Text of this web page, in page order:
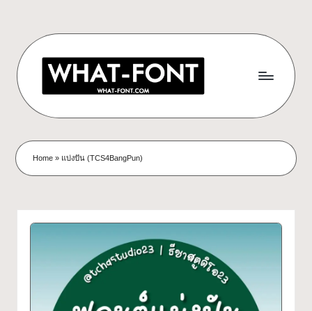
content
า
ว
โ
ฟอนต์
ฟรี!
รวม
สวยๆ
ใช้ได้
What-
Home » แบ่งปัน (TCS4BangPun)